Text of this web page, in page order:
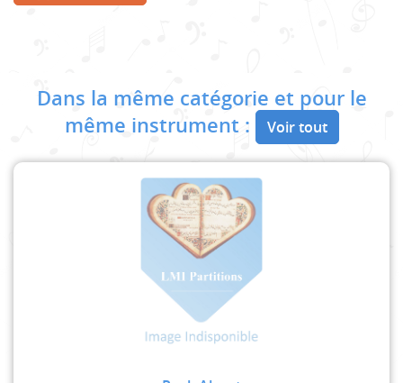
Dans la même catégorie et pour le
même instrument :
Voir tout